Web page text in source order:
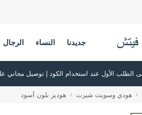
جديدنا النساء الرجال
هودي وسويت شيرت هوديز بلون أسود